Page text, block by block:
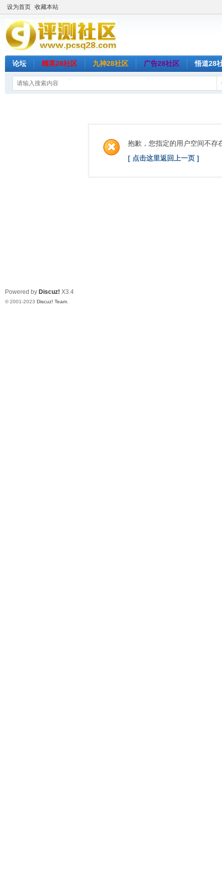
设为首页 收藏本站
论坛 精英28社区 九神28社区 广告28社区 悟道28
抱歉，您指定的用户空间不存
[ 点击这里返回上一页 ]
Powered by Discuz! X3.4
© 2001-2023 Discuz! Team